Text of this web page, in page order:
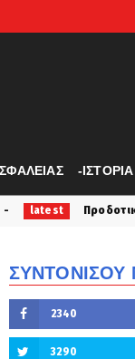
-ΙΣΤΟΡΙΑ
2340
3290